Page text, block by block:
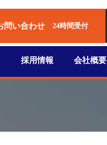
問い合わせ 24時間受付
採用情報 会社概要